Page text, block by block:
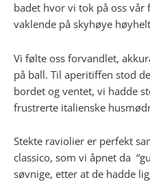
badet hvor vi tok på oss
vaklende på skyhøye
Vi følte oss forvandlet,
på ball. Til aperitiffen stod
bordet og ventet, vi hadde
frustrerte italienske
Stekte raviolier er perfekt
classico, som vi åpnet da
søvnige, etter at de hadde